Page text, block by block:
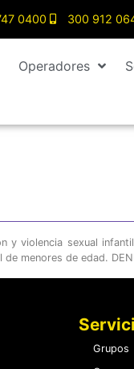
0400 300 912
Operadores
violencia sexual
menores de edad.
Grupos